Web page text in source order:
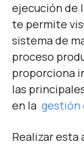
ejecución de
te permite
sistema de
proceso
proporciona
las
en la gestión
Realizar esta